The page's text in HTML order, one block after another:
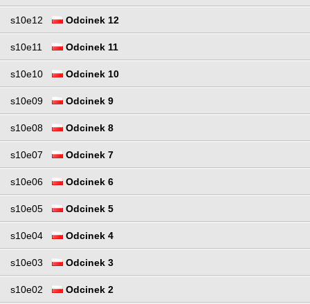
s10e12 Odcinek 12
s10e11 Odcinek 11
s10e10 Odcinek 10
s10e09 Odcinek 9
s10e08 Odcinek 8
s10e07 Odcinek 7
s10e06 Odcinek 6
s10e05 Odcinek 5
s10e04 Odcinek 4
s10e03 Odcinek 3
s10e02 Odcinek 2